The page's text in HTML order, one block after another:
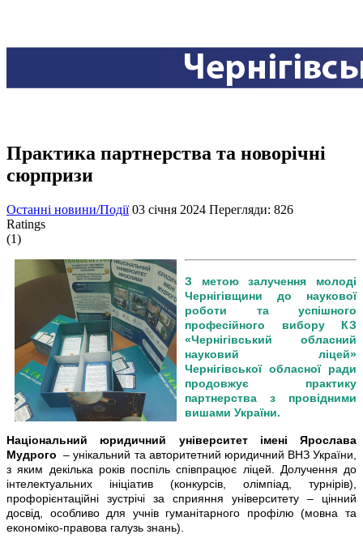
Практика партнерства та новорічні
сюрпризи
Останні новини/Події 03 січня 2024 Перегляди: 826
Ratings
(1)
З метою залучення молоді
Чернігівщини до наукової
роботи та успішного
професійного вибору КЗ
«Чернігівський обласний
науковий ліцей»
Чернігівської обласної ради
продовжує практику
партнерства з провідними
вишами України.
Національний юридичний університет імені Ярослава
Мудрого – унікальний та авторитетний юридичний ВНЗ України,
з яким декілька років поспіль співпрацює ліцей. Долучення до
інтелектуальних ініціатив (конкурсів, олімпіад, турнірів),
профорієнтаційні зустрічі за сприяння університету – цінний
досвід, особливо для учнів гуманітарного профілю (мовна та
економіко-правова галузь знань).